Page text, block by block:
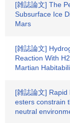
[雑誌論文] The
Subsurface Ice
Mars
[雑誌論文]
Reaction With
Martian
[雑誌論文]
esters constrain
neutral